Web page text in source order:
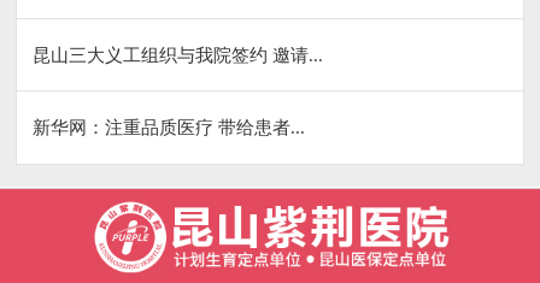
昆山三大义工组织与我院签约 邀请...
新华网：注重品质医疗 带给患者...